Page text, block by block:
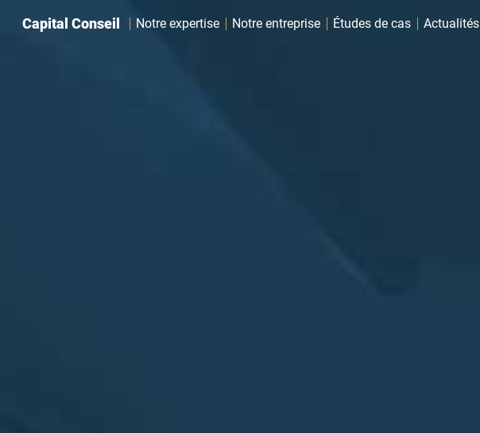
Capital Conseil Aller au contenu
Notre expertise Notre entreprise Études de cas Actualités